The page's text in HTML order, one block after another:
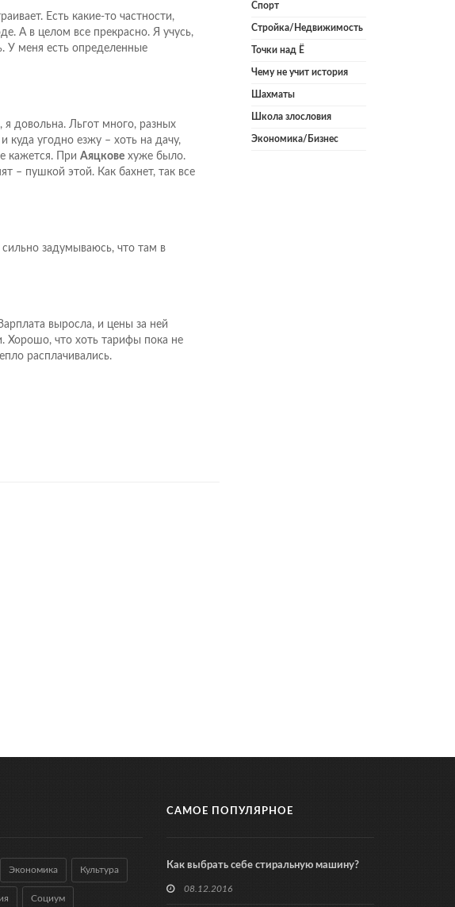
Есть какие-то частности,
А в целом все прекрасно. Я учусь,
У меня есть определенные
довольна. Льгот много, разных
куда угодно езжу – хоть на дачу,
кажется. При Аяцковехуже было.
– пушкой этой. Как бахнет, так все
задумываюсь, что там в
выросла, и цены за ней
Хорошо, что хоть тарифы пока не
расплачивались.
Спорт
Стройка/Недвижимость
Точки над Ё
Чему не учит история
Шахматы
Школа злословия
Экономика/Бизнес
Экономика Культура
Социум
САМОЕ ПОПУЛЯРНОЕ
Как выбрать себе стиральную машину?
08.12.2016